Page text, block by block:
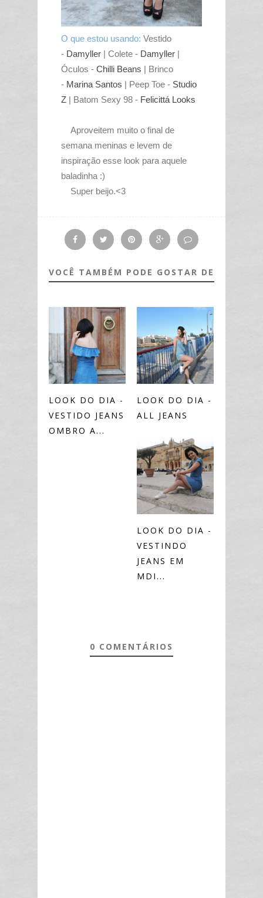
O que estou usando: Vestido
- Damyller | Colete - Damyller |
Óculos - Chilli Beans | Brinco
- Marina Santos | Peep Toe - Studio
Z | Batom Sexy 98 - Felicittá Looks
Aproveitem muito o final de
semana meninas e levem de
inspiração esse look para aquele
baladinha :)
Super beijo.<3
VOCÊ TAMBÉM PODE GOSTAR DE
LOOK DO DIA -
VESTIDO JEANS
OMBRO A...
LOOK DO DIA -
ALL JEANS
LOOK DO DIA -
VESTINDO
JEANS EM
MDI...
0 COMENTÁRIOS